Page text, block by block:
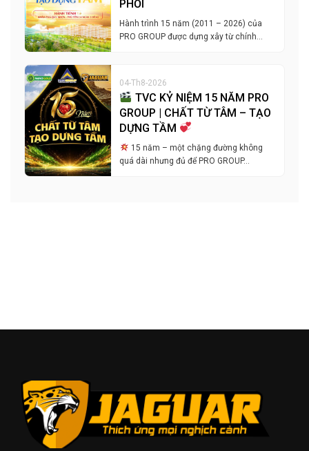
PHỐI
Hành trình 15 năm (2011 – 2026) của
PRO GROUP được dựng xây từ chính…
04-Th8-2026
TVC KỶ NIỆM 15 NĂM PRO
GROUP | CHẤT TỪ TÂM – TẠO
DỰNG TẦM
15 năm – một chặng đường không
quá dài nhưng đủ để PRO GROUP…